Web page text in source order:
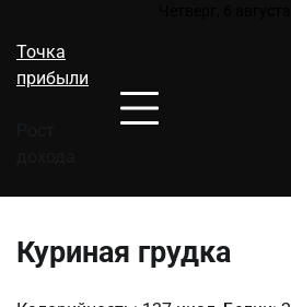
содержимому
Точка
прибыли
Куриная грудка